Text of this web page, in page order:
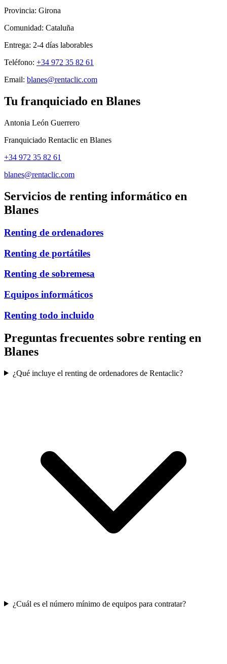
Provincia: Girona
Comunidad: Cataluña
Entrega: 2-4 días laborables
Teléfono: +34 972 35 82 61
Email: blanes@rentaclic.com
Tu franquiciado en Blanes
Antonia León Guerrero
Franquiciado Rentaclic en Blanes
+34 972 35 82 61
blanes@rentaclic.com
Servicios de renting informático en
Blanes
Renting de ordenadores
Renting de portátiles
Renting de sobremesa
Equipos informáticos
Renting todo incluido
Preguntas frecuentes sobre renting en
Blanes
¿Qué incluye el renting de ordenadores de Rentaclic?
¿Cuál es el número mínimo de equipos para contratar?